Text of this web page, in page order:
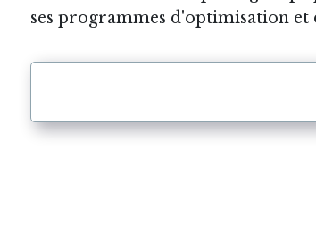
ses programmes d'optimisation